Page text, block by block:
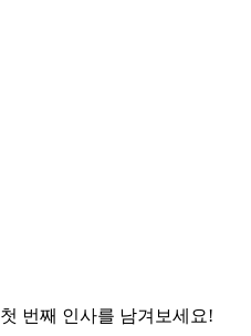
첫 번째 인사를 남겨보세요!